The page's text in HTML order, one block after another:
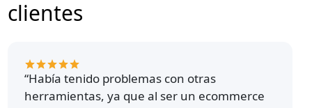
clientes
“Había tenido problemas con otras
herramientas, ya que al ser un ecommerce